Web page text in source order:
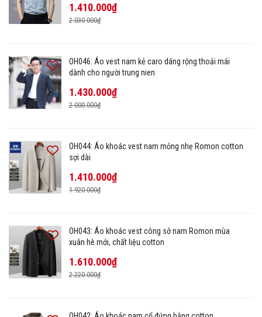
1.410.000₫
2.030.000₫
OH046: Áo vest nam kẻ caro dáng rộng thoải mái
dành cho người trung nien
1.430.000₫
2.000.000₫
OH044: Áo khoác vest nam mỏng nhẹ Romon cotton
sợi dài
1.410.000₫
1.920.000₫
OH043: Áo khoác vest công sở nam Romon mùa
xuân hè mới, chất liệu cotton
1.610.000₫
2.220.000₫